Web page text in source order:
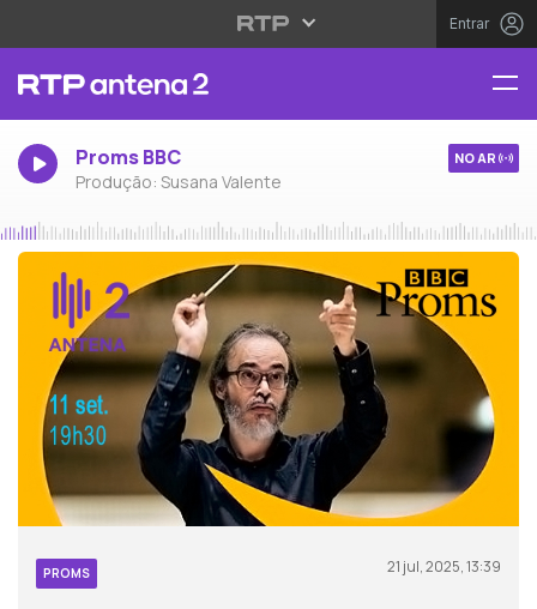
Entrar
Proms BBC
Produção: Susana Valente
NO AR
PROMS 21 jul, 2025, 13:39